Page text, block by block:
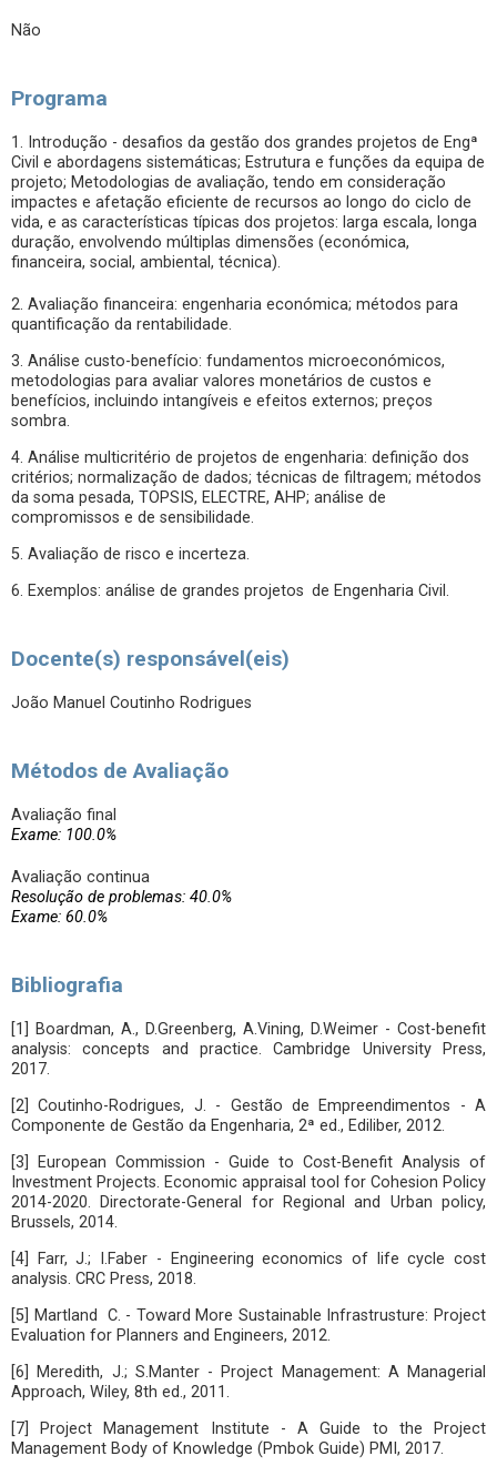
Não
Programa
1. Introdução - desafios da gestão dos grandes projetos de Engª
Civil e abordagens sistemáticas; Estrutura e funções da equipa de
projeto; Metodologias de avaliação, tendo em consideração
impactes e afetação eficiente de recursos ao longo do ciclo de
vida, e as características típicas dos projetos: larga escala, longa
duração, envolvendo múltiplas dimensões (económica,
financeira, social, ambiental, técnica).
2. Avaliação financeira: engenharia económica; métodos para
quantificação da rentabilidade.
3. Análise custo-benefício: fundamentos microeconómicos,
metodologias para avaliar valores monetários de custos e
benefícios, incluindo intangíveis e efeitos externos; preços
sombra.
4. Análise multicritério de projetos de engenharia: definição dos
critérios; normalização de dados; técnicas de filtragem; métodos
da soma pesada, TOPSIS, ELECTRE, AHP; análise de
compromissos e de sensibilidade.
5. Avaliação de risco e incerteza.
6. Exemplos: análise de grandes projetos de Engenharia Civil.
Docente(s) responsável(eis)
João Manuel Coutinho Rodrigues
Métodos de Avaliação
Avaliação final
Exame: 100.0%
Avaliação continua
Resolução de problemas: 40.0%
Exame: 60.0%
Bibliografia
[1] Boardman, A., D.Greenberg, A.Vining, D.Weimer - Cost-benefit
analysis: concepts and practice. Cambridge University Press,
2017.
[2] Coutinho-Rodrigues, J. - Gestão de Empreendimentos - A
Componente de Gestão da Engenharia, 2ª ed., Ediliber, 2012.
[3] European Commission - Guide to Cost-Benefit Analysis of
Investment Projects. Economic appraisal tool for Cohesion Policy
2014-2020. Directorate-General for Regional and Urban policy,
Brussels, 2014.
[4] Farr, J.; I.Faber - Engineering economics of life cycle cost
analysis. CRC Press, 2018.
[5] Martland C. - Toward More Sustainable Infrastrusture: Project
Evaluation for Planners and Engineers, 2012.
[6] Meredith, J.; S.Manter - Project Management: A Managerial
Approach, Wiley, 8th ed., 2011.
[7] Project Management Institute - A Guide to the Project
Management Body of Knowledge (Pmbok Guide) PMI, 2017.